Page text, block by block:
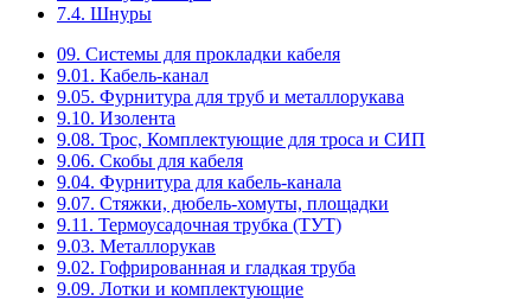
7.4. Шнуры
09. Системы для прокладки кабеля
9.01. Кабель-канал
9.05. Фурнитура для труб и металлорукава
9.10. Изолента
9.08. Трос, Комплектующие для троса и СИП
9.06. Скобы для кабеля
9.04. Фурнитура для кабель-канала
9.07. Стяжки, дюбель-хомуты, площадки
9.11. Термоусадочная трубка (ТУТ)
9.03. Металлорукав
9.02. Гофрированная и гладкая труба
9.09. Лотки и комплектующие